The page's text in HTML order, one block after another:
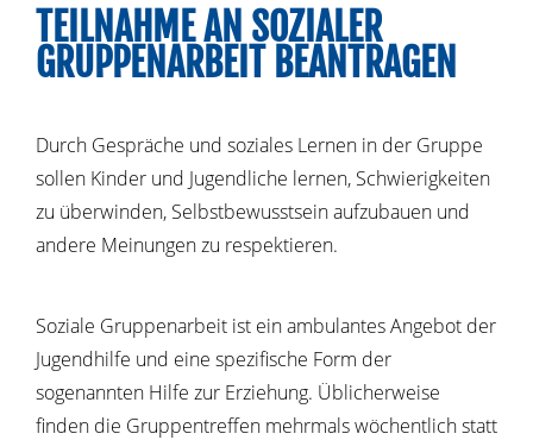
TEILNAHME AN SOZIALER
GRUPPENARBEIT BEANTRAGEN
Durch Gespräche und soziales Lernen in der Gruppe
sollen Kinder und Jugendliche lernen, Schwierigkeiten
zu überwinden, Selbstbewusstsein aufzubauen und
andere Meinungen zu respektieren.
Soziale Gruppenarbeit ist ein ambulantes Angebot der
Jugendhilfe und eine spezifische Form der
sogenannten Hilfe zur Erziehung. Üblicherweise
finden die Gruppentreffen mehrmals wöchentlich statt